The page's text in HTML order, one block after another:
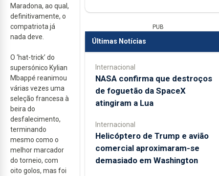
Maradona, ao qual,
definitivamente, o
compatriota já
nada deve.
O ‘hat-trick’ do
supersónico Kylian
Mbappé reanimou
várias vezes uma
seleção francesa à
beira do
desfalecimento,
terminando
mesmo como o
melhor marcador
do torneio, com
oito golos, mas foi
PUB
Últimas Notícias
Internacional
NASA confirma que destroços
de foguetão da SpaceX
atingiram a Lua
Internacional
Helicóptero de Trump e avião
comercial aproximaram-se
demasiado em Washington